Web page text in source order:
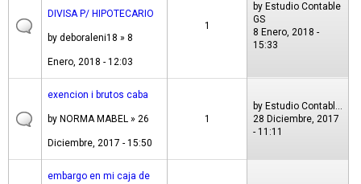
DIVISA P/ HIPOTECARIO
by deboraleni18 » 8
Enero, 2018 - 12:03
1
by Estudio Contable
GS
8 Enero, 2018 -
15:33
exencion i brutos caba
by NORMA MABEL » 26
Diciembre, 2017 - 15:50
1
by Estudio Contabl...
28 Diciembre, 2017
- 11:11
embargo en mi caja de